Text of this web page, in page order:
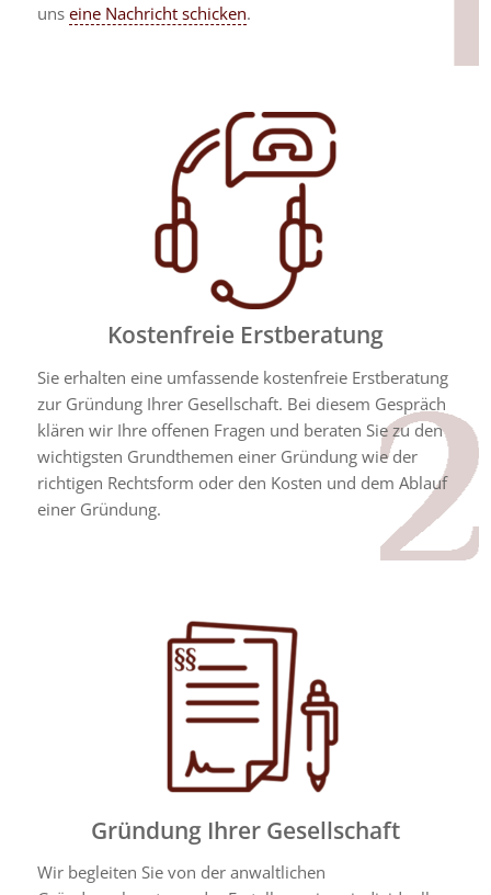
uns eine Nachricht schicken.
Kostenfreie Erstberatung
Sie erhalten eine umfassende kostenfreie Erstberatung
zur Gründung Ihrer Gesellschaft. Bei diesem Gespräch
klären wir Ihre offenen Fragen und beraten Sie zu den
wichtigsten Grundthemen einer Gründung wie der
richtigen Rechtsform oder den Kosten und dem Ablauf
einer Gründung.
Gründung Ihrer Gesellschaft
Wir begleiten Sie von der anwaltlichen